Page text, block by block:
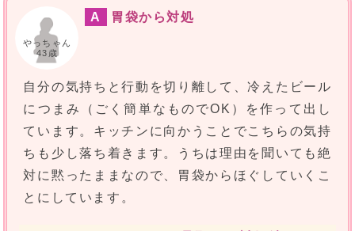
やっちゃん
43歳
A 胃袋から対処
自分の気持ちと行動を切り離して、冷えたビール
につまみ（ごく簡単なものでOK）を作って出し
ています。キッチンに向かうことでこちらの気持
ちも少し落ち着きます。うちは理由を聞いても絶
対に黙ったままなので、胃袋からほぐしていくこ
とにしています。